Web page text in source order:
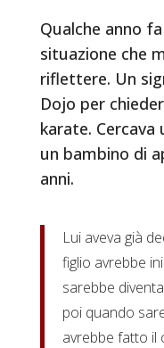
Qualche anno
situazione che
riflettere. Un
Dojo per
karate.
un bambino di
anni.
Lui aveva già
figlio avrebbe
sarebbe
poi quando
avrebbe fatto il